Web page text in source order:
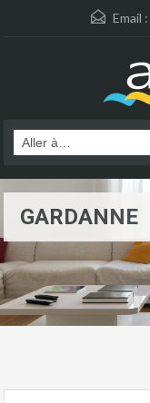
Email :
GARDANNE